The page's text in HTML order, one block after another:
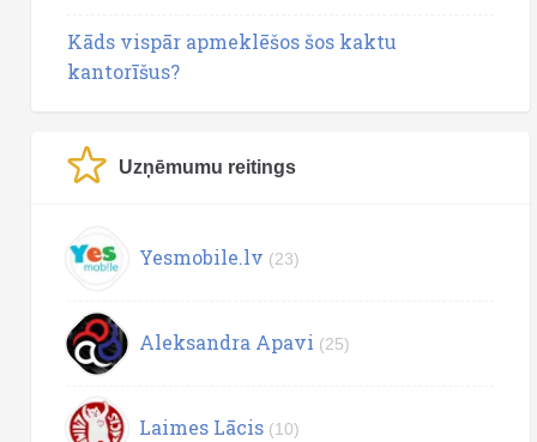
Kāds vispār apmeklēšos šos kaktu
kantorīšus?
Uzņēmumu reitings
Yesmobile.lv (23)
Aleksandra Apavi (25)
Laimes Lācis (10)